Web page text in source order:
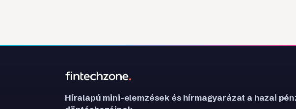
Híralapú mini-elemzések és hírmagyarázat a hazai